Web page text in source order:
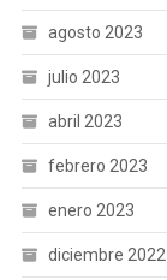
agosto 2023
julio 2023
abril 2023
febrero 2023
enero 2023
diciembre 2022